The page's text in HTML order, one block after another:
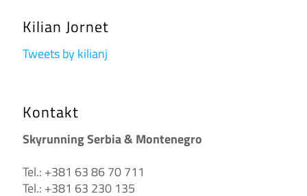
Kilian Jornet
Tweets by kilianj
Kontakt
Skyrunning Serbia & Montenegro
Tel.: +381 63 86 70 711
Tel.: +381 63 230 135